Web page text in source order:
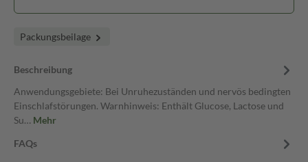
Packungsbeilage
Beschreibung
Anwendungsgebiete: Bei Unruhezuständen und nervös bedingten
Einschlafstörungen. Warnhinweis: Enthält Glucose, Lactose und
Su… Mehr
FAQs